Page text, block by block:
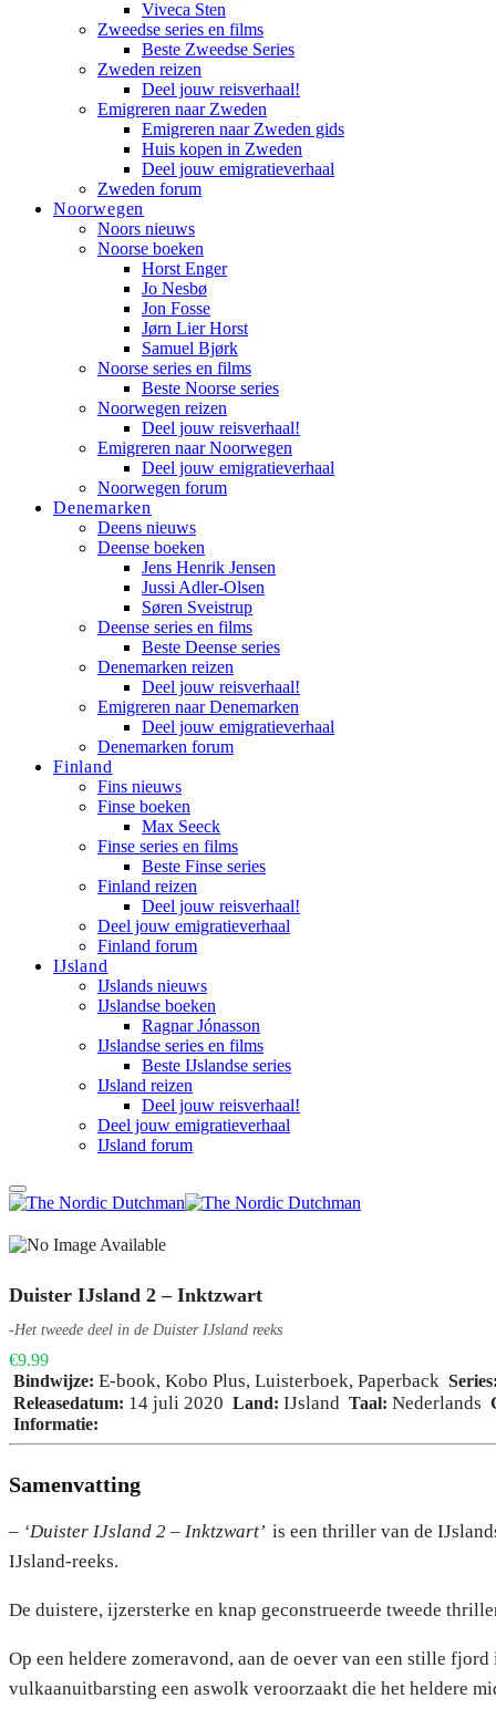
Viveca Sten
Zweedse series en films
Beste Zweedse Series
Zweden reizen
Deel jouw reisverhaal!
Emigreren naar Zweden
Emigreren naar Zweden gids
Huis kopen in Zweden
Deel jouw emigratieverhaal
Zweden forum
Noorwegen
Noors nieuws
Noorse boeken
Horst Enger
Jo Nesbø
Jon Fosse
Jørn Lier Horst
Samuel Bjørk
Noorse series en films
Beste Noorse series
Noorwegen reizen
Deel jouw reisverhaal!
Emigreren naar Noorwegen
Deel jouw emigratieverhaal
Noorwegen forum
Denemarken
Deens nieuws
Deense boeken
Jens Henrik Jensen
Jussi Adler-Olsen
Søren Sveistrup
Deense series en films
Beste Deense series
Denemarken reizen
Deel jouw reisverhaal!
Emigreren naar Denemarken
Deel jouw emigratieverhaal
Denemarken forum
Finland
Fins nieuws
Finse boeken
Max Seeck
Finse series en films
Beste Finse series
Finland reizen
Deel jouw reisverhaal!
Deel jouw emigratieverhaal
Finland forum
IJsland
IJslands nieuws
IJslandse boeken
Ragnar Jónasson
IJslandse series en films
Beste IJslandse series
IJsland reizen
Deel jouw reisverhaal!
Deel jouw emigratieverhaal
IJsland forum
Duister IJsland 2 – Inktzwart
-Het tweede deel in de Duister IJsland reeks
€9.99
Bindwijze: E-book, Kobo Plus, Luisterboek, Paperback
Releasedatum: 14 juli 2020 Land: IJsland Taal: Nederlands
Informatie:
Samenvatting
– ‘Duister IJsland 2 – Inktzwart’ is een thriller van de
IJsland-reeks.
De duistere, ijzersterke en knap geconstrueerde tweede
Op een heldere zomeravond, aan de oever van een stille
vulkaanuitbarsting een aswolk veroorzaakt die het heldere